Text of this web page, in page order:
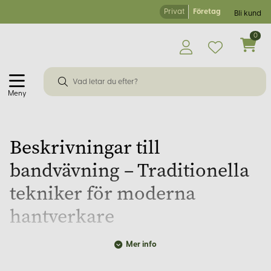
Privat Företag Bli kund
Meny
0
Beskrivningar till
bandvävning – Traditionella
tekniker för moderna
hantverkare
Mer info